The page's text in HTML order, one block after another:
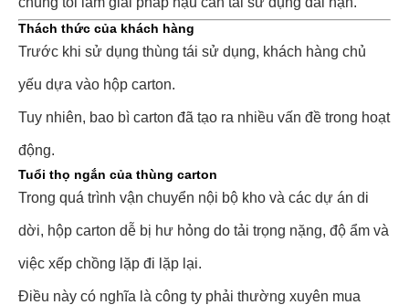
Thách thức của khách hàng
Trước khi sử dụng thùng tái sử dụng, khách hàng chủ
yếu dựa vào hộp carton.
Tuy nhiên, bao bì carton đã tạo ra nhiều vấn đề trong hoạt
động.
Tuổi thọ ngắn của thùng carton
Trong quá trình vận chuyển nội bộ kho và các dự án di
dời, hộp carton dễ bị hư hỏng do tải trọng nặng, độ ẩm và
việc xếp chồng lặp đi lặp lại.
Điều này có nghĩa là công ty phải thường xuyên mua